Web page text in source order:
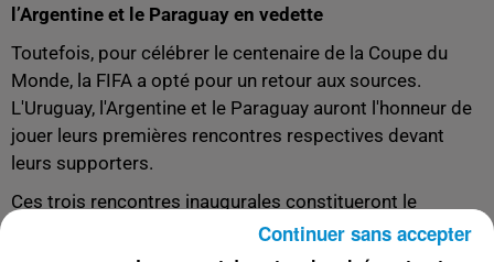
l’Argentine et le Paraguay en vedette
Toutefois, pour célébrer le centenaire de la Coupe du
Monde, la FIFA a opté pour un retour aux sources.
L'Uruguay, l'Argentine et le Paraguay auront l'honneur de
jouer leurs premières rencontres respectives devant
leurs supporters.
Ces trois rencontres inaugurales constitueront le
prélude de ce tournoi historique. Par la suite, les équipes
concernées seront acheminées vers le sud de l'Europe et
Continuer sans accepter